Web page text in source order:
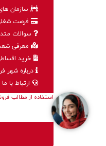
سازمان
فرصت
سوالات
معرفی
خرید
درباره شهر
ارتباط با ما
استفاده از مطالب